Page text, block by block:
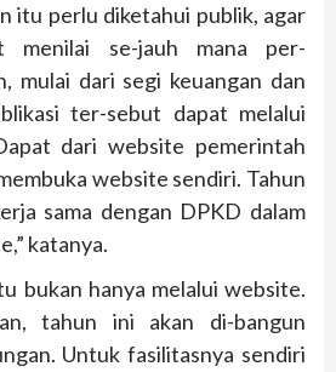
itu perlu diketahui publik, agar
menilai se-jauh mana per-
mulai dari segi keuangan dan
ter-sebut dapat melalui
dari website pemerintah
website sendiri. Tahun
sama dengan DPKD dalam
katanya.
bukan hanya melalui website.
tahun ini akan di-bangun
Untuk fasilitasnya sendiri